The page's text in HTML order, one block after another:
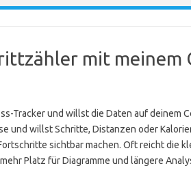
mit meinem
Tracker und willst die Daten auf deinem
und willst Schritte, Distanzen oder
sichtbar machen. Oft reicht die
Platz für Diagramme und längere